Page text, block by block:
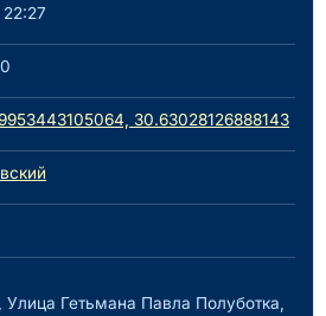
30.63028126888143
Улица Гетьмана Павла Полуботка,